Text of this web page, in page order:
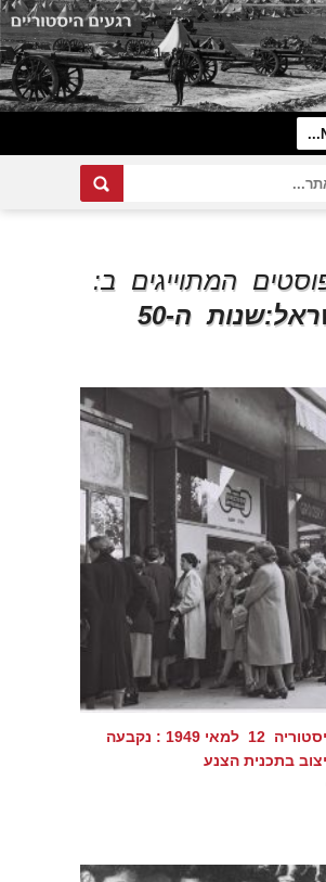
המתוייגים ב:
ה-50
היום בהיסטוריה 12 למאי 1949 : נקבעה
בתכנית הצנע